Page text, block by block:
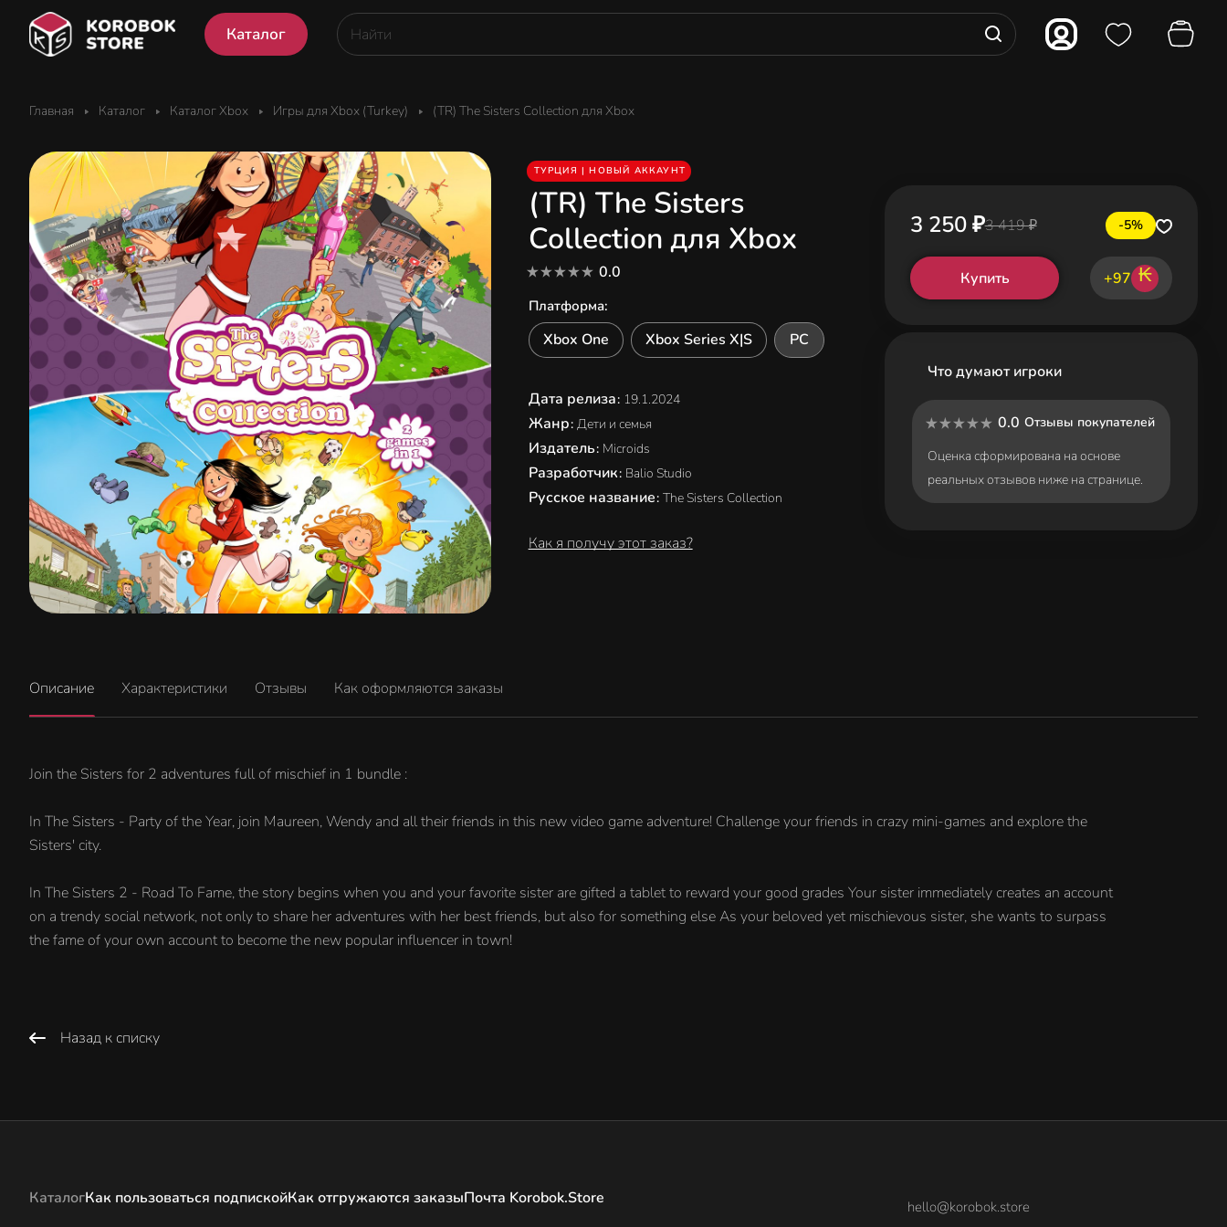
Каталог
Главная Каталог Каталог Xbox Игры для Xbox (Turkey) (TR) The Sisters Collection для Xbox
ТУРЦИЯ | НОВЫЙ АККАУНТ
(TR) The Sisters
Collection для Xbox
0.0
Платформа:
Xbox One Xbox Series X|S PC
Дата релиза: 19.1.2024
Жанр: Дети и семья
Издатель: Microids
Разработчик: Balio Studio
Русское название: The Sisters Collection
Как я получу этот заказ?
3 250 ₽3 419 ₽ -5%
Купить +97 ₭
Что думают игроки
0.0 Отзывы покупателей
Оценка сформирована на основе
реальных отзывов ниже на странице.
Описание Характеристики Отзывы Как оформляются заказы
Join the Sisters for 2 adventures full of mischief in 1 bundle :
In The Sisters - Party of the Year, join Maureen, Wendy and all their friends in this new video game adventure! Challenge your friends in crazy mini-games and explore the
Sisters' city.
In The Sisters 2 - Road To Fame, the story begins when you and your favorite sister are gifted a tablet to reward your good grades Your sister immediately creates an account
on a trendy social network, not only to share her adventures with her best friends, but also for something else As your beloved yet mischievous sister, she wants to surpass
the fame of your own account to become the new popular influencer in town!
Назад к списку
КаталогКак пользоваться подпискойКак отгружаются заказыПочта Korobok.Store hello@korobok.store